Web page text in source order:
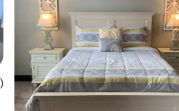
avaliação média de 5, 159 avaliações